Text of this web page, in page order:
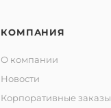
КОМПАНИЯ
О компании
Новости
Корпоративные заказы